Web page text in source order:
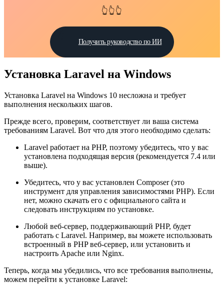
👆👆👆
Получить руководство по ИИ
Установка Laravel на Windows
Установка Laravel на Windows 10 несложна и требует
выполнения нескольких шагов.
Прежде всего, проверим, соответствует ли ваша система
требованиям Laravel. Вот что для этого необходимо сделать:
Laravel работает на PHP, поэтому убедитесь, что у вас
установлена подходящая версия (рекомендуется 7.4 или
выше).
Убедитесь, что у вас установлен Composer (это
инструмент для управления зависимостями PHP). Если
нет, можно скачать его с официального сайта и
следовать инструкциям по установке.
Любой веб-сервер, поддерживающий PHP, будет
работать с Laravel. Например, вы можете использовать
встроенный в PHP веб-сервер, или установить и
настроить Apache или Nginx.
Теперь, когда мы убедились, что все требования выполнены,
можем перейти к установке Laravel: